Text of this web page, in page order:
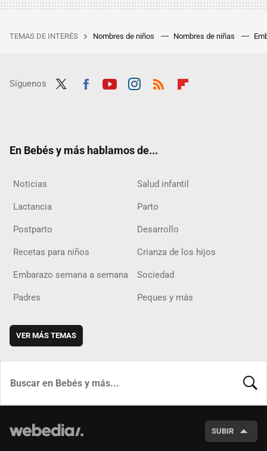
TEMAS DE INTERÉS Nombres de niños Nombres de niñas
Síguenos
En Bebés y más hablamos de...
Noticias Salud infantil
Lactancia Parto
Postparto Desarrollo
Recetas para niños Crianza de los hijos
Embarazo semana a semana Sociedad
Padres Peques y más
VER MÁS TEMAS
SUBIR